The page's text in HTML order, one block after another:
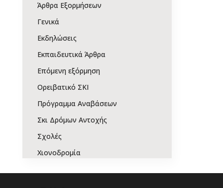
Άρθρα Εξορμήσεων
Γενικά
Εκδηλώσεις
Εκπαιδευτικά Άρθρα
Επόμενη εξόρμηση
Ορειβατικό ΣΚΙ
Πρόγραμμα Αναβάσεων
Σκι Δρόμων Αντοχής
Σχολές
Χιονοδρομία